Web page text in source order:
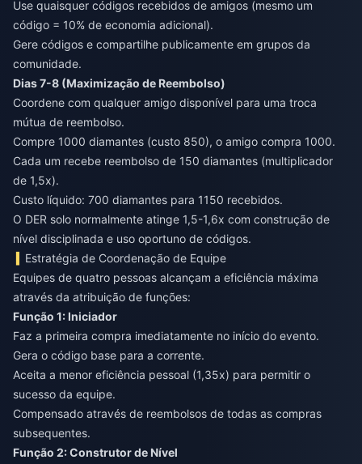
Use quaisquer códigos recebidos de amigos (mesmo um
código = 10% de economia adicional).
Gere códigos e compartilhe publicamente em grupos da
comunidade.
Dias 7-8 (Maximização de Reembolso)
Coordene com qualquer amigo disponível para uma troca
mútua de reembolso.
Compre 1000 diamantes (custo 850), o amigo compra 1000.
Cada um recebe reembolso de 150 diamantes (multiplicador
de 1,5x).
Custo líquido: 700 diamantes para 1150 recebidos.
O DER solo normalmente atinge 1,5-1,6x com construção de
nível disciplinada e uso oportuno de códigos.
Estratégia de Coordenação de Equipe
Equipes de quatro pessoas alcançam a eficiência máxima
através da atribuição de funções:
Função 1: Iniciador
Faz a primeira compra imediatamente no início do evento.
Gera o código base para a corrente.
Aceita a menor eficiência pessoal (1,35x) para permitir o
sucesso da equipe.
Compensado através de reembolsos de todas as compras
subsequentes.
Função 2: Construtor de Nível